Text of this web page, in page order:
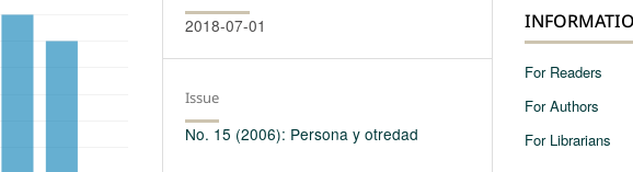
2018-07-01
Issue
No. 15 (2006): Persona y otredad
For Readers
For Authors
For Librarians